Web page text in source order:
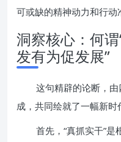
可或缺的精神动力和行动
洞察核心：何
发有为促发展”
这句精辟的论断，
成，共同绘就了一幅新时
首先，“真抓实干”